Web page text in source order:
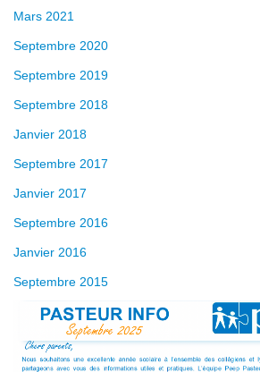
Mars 2021
Septembre 2020
Septembre 2019
Septembre 2018
Janvier 2018
Septembre 2017
Janvier 2017
Septembre 2016
Janvier 2016
Septembre 2015